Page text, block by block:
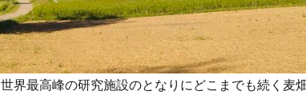
世界最高峰の研究施設のとなりにどこまでも続く麦